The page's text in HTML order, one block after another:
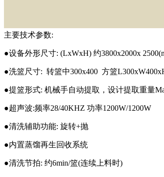
主要技术参数:
●设备外形尺寸: (LxWxH) 约3800x2000x
●洗篮尺寸: 转篮中300x400 方篮
●提篮形式: 机械手自动提取，设计提取重量
●超声波:频率28/40KHZ 功率1200W/1200W
●清洗辅助功能: 旋转+抛
●内置蒸馏再生回收系统
●清洗节拍: 约6min/篮(连续上料时)